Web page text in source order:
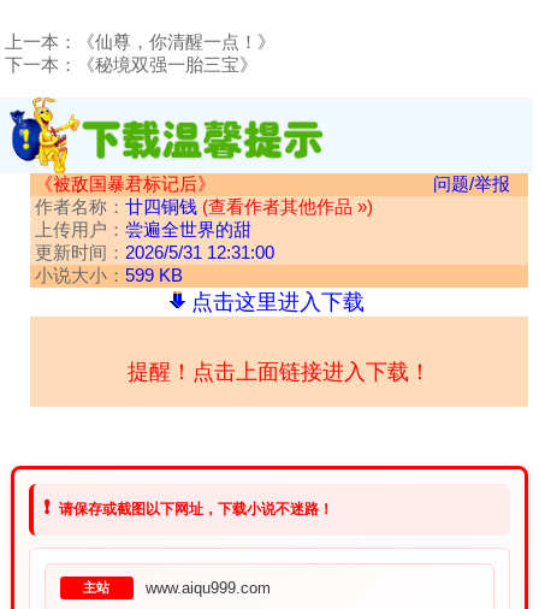
上一本：
《仙尊，你清醒一点！》
下一本：
《秘境双强一胎三宝》
《被敌国暴君标记后》
问题/举报
作者名称： 廿四铜钱 (查看作者其他作品 »)
上传用户： 尝遍全世界的甜
更新时间： 2026/5/31 12:31:00
小说大小： 599 KB
点击这里进入下载
提醒！点击上面链接进入下载！
❗ 请保存或截图以下网址，下载小说不迷路！
主站 www.aiqu999.com